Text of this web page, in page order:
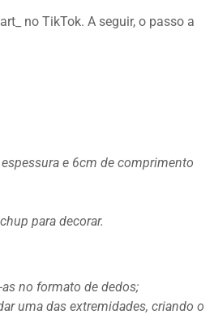
no TikTok. A seguir, o passo a
e 6cm de comprimento
para decorar.
no formato de dedos;
uma das extremidades, criando o